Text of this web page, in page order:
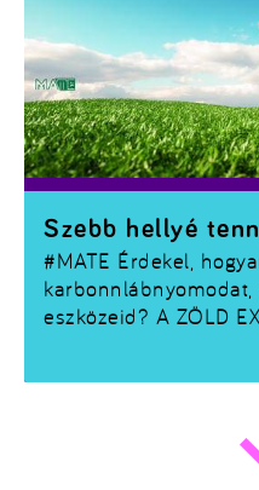
#MATE Érdekel,
eszközeid? A ZÖLD
Szebb hellyé